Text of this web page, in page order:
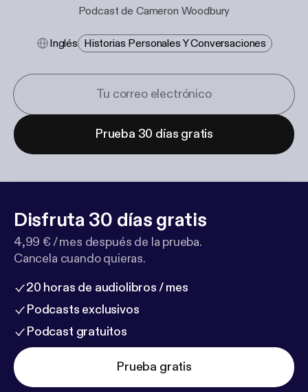
Podcast de Cameron Woodbury
Inglés Historias Personales Y Conversaciones
Prueba 30 días gratis
Disfruta 30 días gratis
4,99 € / mes después de la prueba.
Cancela cuando quieras.
20 horas de audiolibros / mes
Podcasts exclusivos
Podcast gratuitos
Prueba gratis